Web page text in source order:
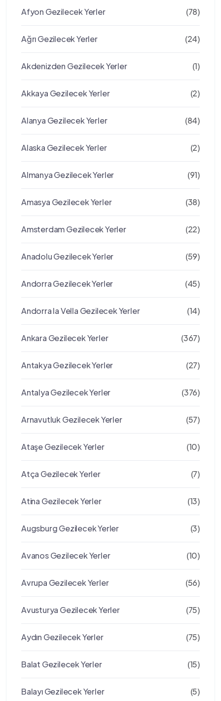
Afyon Gezilecek Yerler (78)
Ağrı Gezilecek Yerler (24)
Akdenizden Gezilecek Yerler (1)
Akkaya Gezilecek Yerler (2)
Alanya Gezilecek Yerler (84)
Alaska Gezilecek Yerler (2)
Almanya Gezilecek Yerler (91)
Amasya Gezilecek Yerler (38)
Amsterdam Gezilecek Yerler (22)
Anadolu Gezilecek Yerler (59)
Andorra Gezilecek Yerler (45)
Andorra la Vella Gezilecek Yerler (14)
Ankara Gezilecek Yerler (367)
Antakya Gezilecek Yerler (27)
Antalya Gezilecek Yerler (376)
Arnavutluk Gezilecek Yerler (57)
Ataşe Gezilecek Yerler (10)
Atça Gezilecek Yerler (7)
Atina Gezilecek Yerler (13)
Augsburg Gezilecek Yerler (3)
Avanos Gezilecek Yerler (10)
Avrupa Gezilecek Yerler (56)
Avusturya Gezilecek Yerler (75)
Aydın Gezilecek Yerler (75)
Balat Gezilecek Yerler (15)
Balayı Gezilecek Yerler (5)